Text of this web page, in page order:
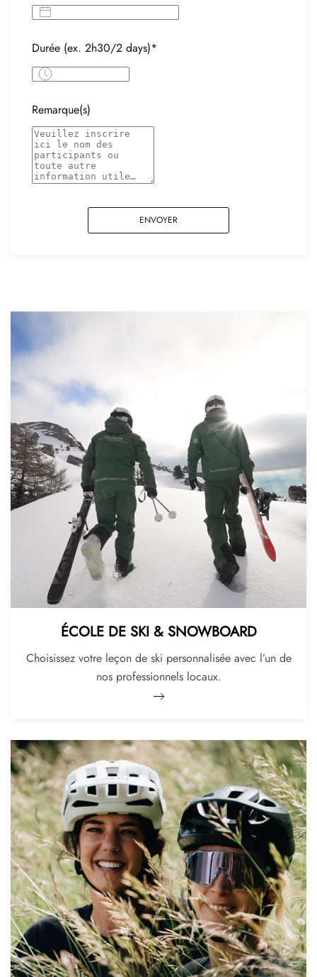
Durée (ex. 2h30/2 days)*
Remarque(s)
ENVOYER
ÉCOLE DE SKI & SNOWBOARD
Choisissez votre leçon de ski personnalisée avec l’un de
nos professionnels locaux.